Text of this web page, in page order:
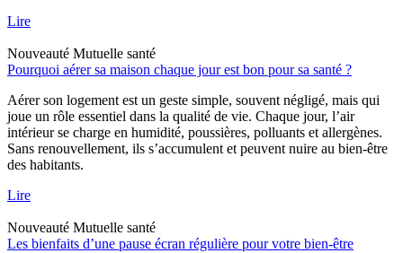
Lire
Nouveauté Mutuelle santé
Pourquoi aérer sa maison chaque jour est bon pour sa santé ?
Aérer son logement est un geste simple, souvent négligé, mais qui
joue un rôle essentiel dans la qualité de vie. Chaque jour, l’air
intérieur se charge en humidité, poussières, polluants et allergènes.
Sans renouvellement, ils s’accumulent et peuvent nuire au bien-être
des habitants.
Lire
Nouveauté Mutuelle santé
Les bienfaits d’une pause écran régulière pour votre bien-être